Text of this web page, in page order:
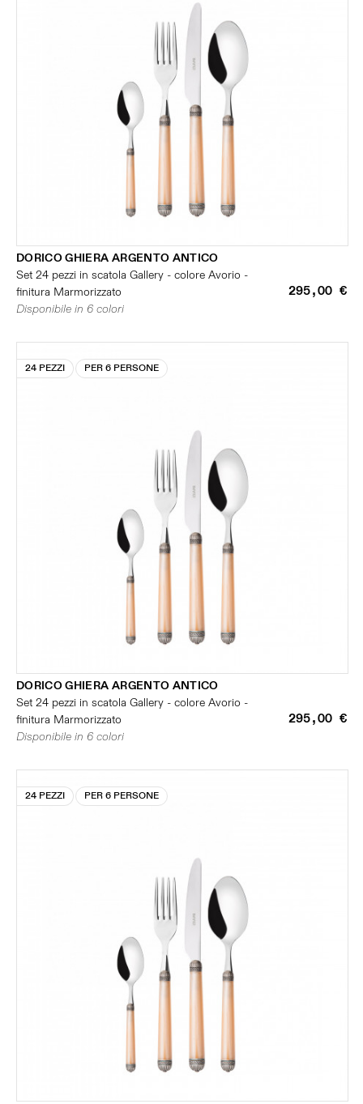
DORICO GHIERA ARGENTO ANTICO
Set 24 pezzi in scatola Gallery - colore Avorio -
finitura Marmorizzato
295,00 €
Disponibile in 6 colori
24 PEZZI PER 6 PERSONE
DORICO GHIERA ARGENTO ANTICO
Set 24 pezzi in scatola Gallery - colore Avorio -
finitura Marmorizzato
295,00 €
Disponibile in 6 colori
24 PEZZI PER 6 PERSONE